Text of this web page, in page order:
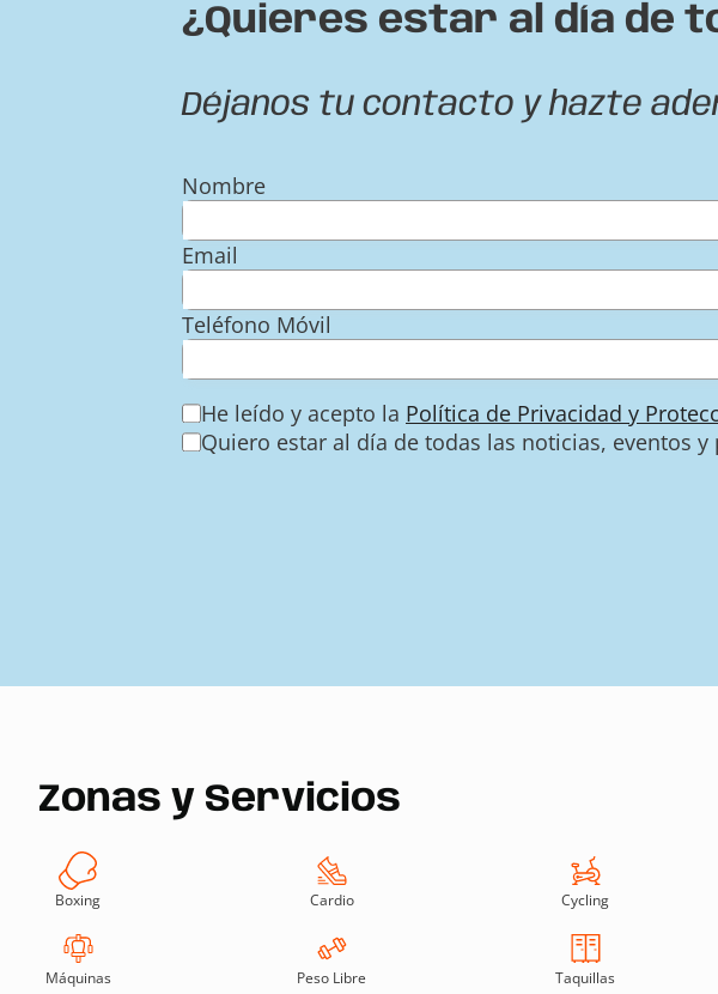
¿Quieres estar al día de
Déjanos tu contacto y hazte
Nombre
Email
Teléfono Móvil
He leído y acepto la Política de Privacidad y
Quiero estar al día de todas las noticias, eventos
Zonas y Servicios
Boxing Cardio Cycling
Máquinas Peso Libre Taquillas